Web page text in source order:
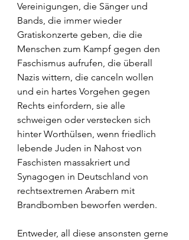
Vereinigungen, die Sänger und
Bands, die immer wieder
Gratiskonzerte geben, die die
Menschen zum Kampf gegen den
Faschismus aufrufen, die überall
Nazis wittern, die canceln wollen
und ein hartes Vorgehen gegen
Rechts einfordern, sie alle
schweigen oder verstecken sich
hinter Worthülsen, wenn friedlich
lebende Juden in Nahost von
Faschisten massakriert und
Synagogen in Deutschland von
rechtsextremen Arabern mit
Brandbomben beworfen werden.
Entweder, all diese ansonsten gerne